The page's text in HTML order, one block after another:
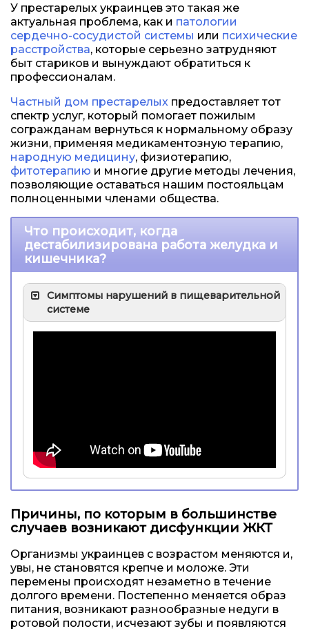
У престарелых украинцев это такая же
актуальная проблема, как и патологии
сердечно-сосудистой системы или психические
расстройства, которые серьезно затрудняют
быт стариков и вынуждают обратиться к
профессионалам.
Частный дом престарелых предоставляет тот
спектр услуг, который помогает пожилым
согражданам вернуться к нормальному образу
жизни, применяя медикаментозную терапию,
народную медицину, физиотерапию,
фитотерапию и многие другие методы лечения,
позволяющие оставаться нашим постояльцам
полноценными членами общества.
Что происходит, когда
дестабилизирована работа желудка и
кишечника?
Симптомы нарушений в пищеварительной
системе
Причины, по которым в большинстве
случаев возникают дисфункции ЖКТ
Организмы украинцев с возрастом меняются и,
увы, не становятся крепче и моложе. Эти
перемены происходят незаметно в течение
долгого времени. Постепенно меняется образ
питания, возникают разнообразные недуги в
ротовой полости, исчезают зубы и появляются